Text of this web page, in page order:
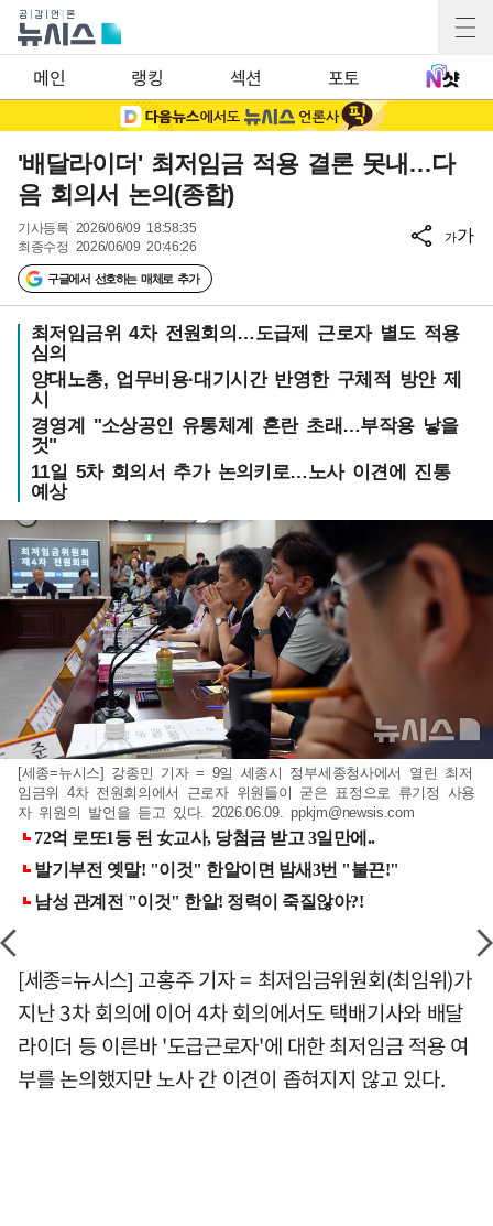
메인 랭킹 섹션 포토
'배달라이더' 최저임금 적용 결론 못내…다
음 회의서 논의(종합)
기사등록 2026/06/09 18:58:35
최종수정 2026/06/09 20:46:26
구글에서 선호하는 매체로 추가
가가
최저임금위 4차 전원회의…도급제 근로자 별도 적용
심의
양대노총, 업무비용·대기시간 반영한 구체적 방안 제
시
경영계 "소상공인 유통체계 혼란 초래…부작용 낳을
것"
11일 5차 회의서 추가 논의키로…노사 이견에 진통
예상
[세종=뉴시스] 강종민 기자 = 9일 세종시 정부세종청사에서 열린 최저
임금위 4차 전원회의에서 근로자 위원들이 굳은 표정으로 류기정 사용
자 위원의 발언을 듣고 있다. 2026.06.09.ppkjm@newsis.com
[세종=뉴시스] 고홍주 기자 = 최저임금위원회(최임위)가
지난 3차 회의에 이어 4차 회의에서도 택배기사와 배달
라이더 등 이른바 '도급근로자'에 대한 최저임금 적용 여
부를 논의했지만 노사 간 이견이 좁혀지지 않고 있다.